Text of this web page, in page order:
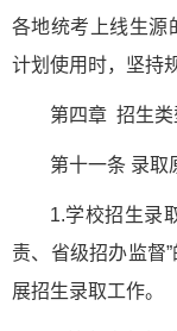
各地统考上线生源
计划使用时，坚持
第四章 招生类
第十一条 录取
1.学校招生录
责、省级招办监督
展招生录取工作。